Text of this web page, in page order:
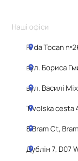
Наші офіси
R. da Tocan
вул. Бориса
вул. Василі
Tivolska cesta
8 Bram Ct,
Дублін 7, D07